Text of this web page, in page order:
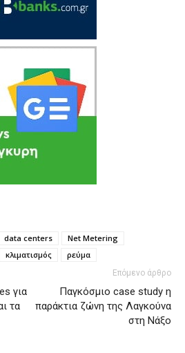
data centers
Net Metering
κλιματισμός ρεύμα
για
τα
Επόμενο άρθρο
Παγκόσμιο case study η
παράκτια ζώνη της Λαγκούνα
στη Νάξο